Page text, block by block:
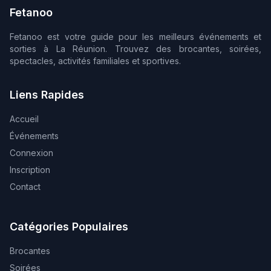
Fetanoo
Fetanoo est votre guide pour les meilleurs événements et
sorties à La Réunion. Trouvez des brocantes, soirées,
spectacles, activités familiales et sportives.
Liens Rapides
Accueil
Événements
Connexion
Inscription
Contact
Catégories Populaires
Brocantes
Soirées